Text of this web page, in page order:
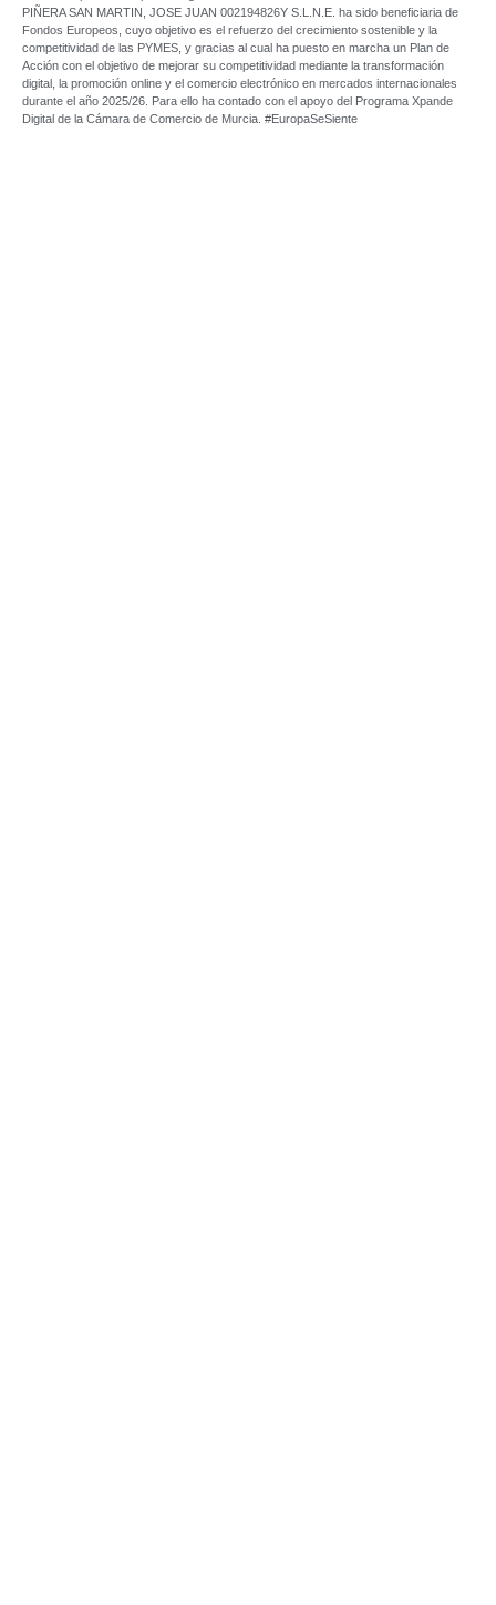
PIÑERA SAN MARTIN, JOSE JUAN 002194826Y S.L.N.E. ha sido beneficiaria de
Fondos Europeos, cuyo objetivo es el refuerzo del crecimiento sostenible y la
competitividad de las PYMES, y gracias al cual ha puesto en marcha un Plan de
Acción con el objetivo de mejorar su competitividad mediante la transformación
digital, la promoción online y el comercio electrónico en mercados internacionales
durante el año 2025/26. Para ello ha contado con el apoyo del Programa Xpande
Digital de la Cámara de Comercio de Murcia. #EuropaSeSiente